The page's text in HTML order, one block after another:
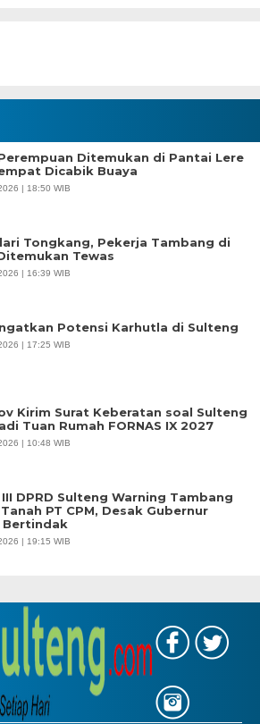
Ditemukan di Pantai Lere
Dicabik Buaya
| 18:50 WIB
Tongkang, Pekerja Tambang di
Tewas
| 16:39 WIB
Potensi Karhutla di Sulteng
| 17:25 WIB
Kirim Surat Keberatan soal Sulteng
Tuan Rumah FORNAS IX 2027
| 10:48 WIB
DPRD Sulteng Warning Tambang
PT CPM, Desak Gubernur
Bertindak
| 19:15 WIB